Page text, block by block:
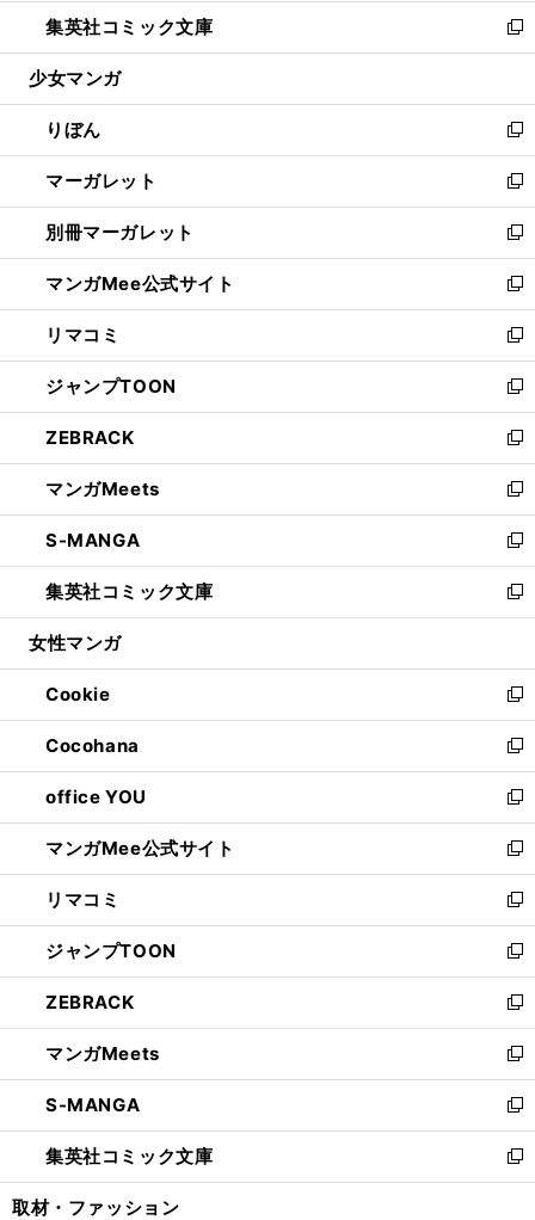
く
で
開
ド
ウ
開
く
ウ
ィ
ン
ウ
で
開
く
し
い
ウ
ン
ド
ウ
で
開
く
集英社コミック文庫
新
し
ウ
ィ
ン
ド
ウ
で
開
く
少女マンガ
りぼん
新
し
い
ウ
ィ
ン
ド
ウ
で
開
く
マーガレット
新
し
い
ウ
ィ
ン
ド
ウ
で
開
く
別冊マーガレット
新
し
い
ウ
ィ
ン
ド
ウ
で
開
く
マンガMee公式サイト
新
し
い
ウ
ィ
ン
ド
ウ
で
開
く
リマコミ
新
し
い
ウ
ィ
ン
ド
ウ
で
開
く
ジャンプTOON
新
し
い
ウ
ィ
ン
ド
ウ
で
開
ZEBRACK
新
し
い
ウ
ィ
ン
ド
ウ
開
く
マンガMeets
新
し
い
ウ
ィ
ン
ウ
で
開
く
S-MANGA
新
し
い
ウ
ン
ド
ウ
で
開
く
集英社コミック文庫
新
し
ウ
ィ
ン
ド
ウ
で
開
く
女性マンガ
Cookie
新
し
い
ウ
ィ
ン
ド
ウ
で
開
く
Cocohana
新
し
い
ウ
ィ
ン
ド
ウ
で
開
く
office YOU
新
し
い
ウ
ィ
ン
ド
ウ
で
開
く
マンガMee公式サイト
新
し
い
ウ
ィ
ン
ド
ウ
で
開
く
リマコミ
新
し
い
ウ
ィ
ン
ド
ウ
で
開
く
ジャンプTOON
新
し
い
ウ
ィ
ン
ド
ウ
で
開
ZEBRACK
新
し
い
ウ
ィ
ン
ド
ウ
マンガMeets
新
し
い
ウ
ィ
ン
S-MANGA
新
し
い
ウ
集英社コミック文庫
新
し
取材・ファッション